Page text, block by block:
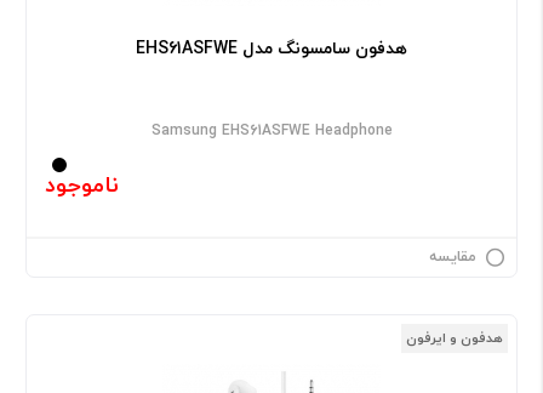
هدفون سامسونگ مدل EHS61ASFWE
Samsung EHS61ASFWE Headphone
ناموجود
مقایسه
هدفون و ایرفون